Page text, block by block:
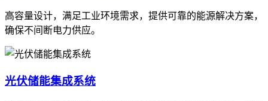
高容量设计，满足工业环境需求，提供可靠的能源解决方案，
确保不间断电力供应。
光伏储能集成系统